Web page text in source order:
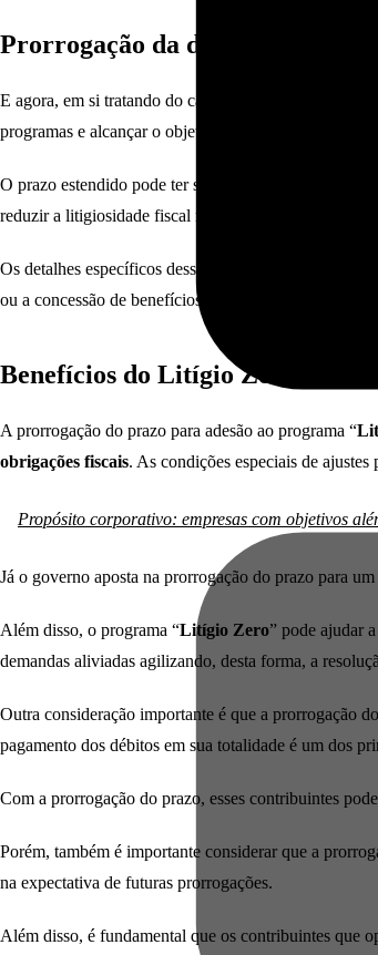
Prorrogação da data para
E agora, em si tratando do calendário de 2023,
programas e alcançar o objetivo de “Litígio Zero”.
O prazo estendido pode ter sido motivado por
reduzir a litigiosidade fiscal nacional e a oferta de
Os detalhes específicos dessa prorrogação podem
ou a concessão de benefícios especiais, como
Benefícios do Litígio Zero
A prorrogação do prazo para adesão ao programa “
obrigações fiscais. As condições especiais de
Propósito corporativo: empresas com objetivos
Já o governo aposta na prorrogação do prazo para um
Além disso, o programa “Litígio Zero” pode ajudar
demandas aliviadas agilizando, desta forma, a
Outra consideração importante é que a prorrogação
pagamento dos débitos em sua totalidade é um dos
Com a prorrogação do prazo, esses contribuintes
Porém, também é importante considerar que a
na expectativa de futuras prorrogações.
Além disso, é fundamental que os contribuintes que